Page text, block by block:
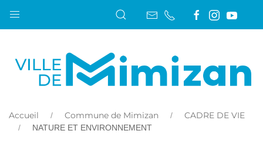
Accueil Commune de Mimizan CADRE DE VIE
NATURE ET ENVIRONNEMENT